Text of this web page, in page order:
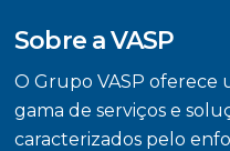
Sobre a VASP
O Grupo VASP oferece
gama de serviços e
caracterizados pelo